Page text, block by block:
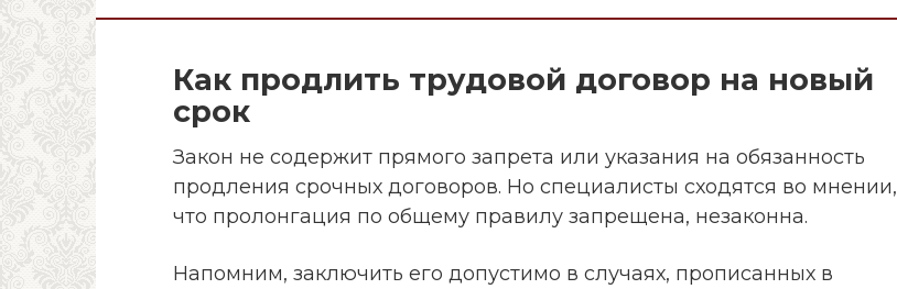
Как продлить трудовой договор на новый
срок
Закон не содержит прямого запрета или указания на обязанность
продления срочных договоров. Но специалисты сходятся во мнении,
что пролонгация по общему правилу запрещена, незаконна.
Напомним, заключить его допустимо в случаях, прописанных в